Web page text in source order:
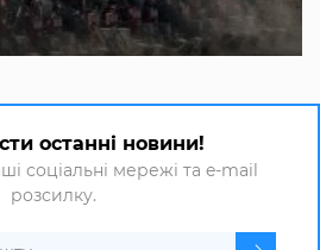
останні новини!
соціальні мережі та e-mail
розсилку.